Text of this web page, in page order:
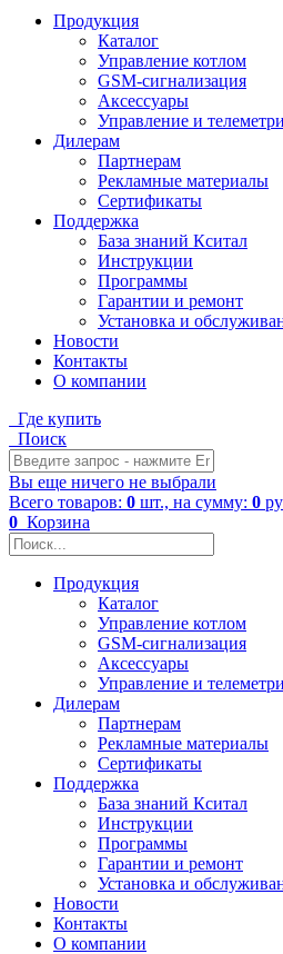
Продукция
Каталог
Управление котлом
GSM-сигнализация
Аксессуары
Управление и
Дилерам
Партнерам
Рекламные материалы
Сертификаты
Поддержка
База знаний Кситал
Инструкции
Программы
Гарантии и ремонт
Установка и
Новости
Контакты
О компании
Где купить
Поиск
Вы еще ничего не выбрали
Всего товаров: 0 шт., на сумму: 0
0 Корзина
Продукция
Каталог
Управление котлом
GSM-сигнализация
Аксессуары
Управление и
Дилерам
Партнерам
Рекламные материалы
Сертификаты
Поддержка
База знаний Кситал
Инструкции
Программы
Гарантии и ремонт
Установка и
Новости
Контакты
О компании